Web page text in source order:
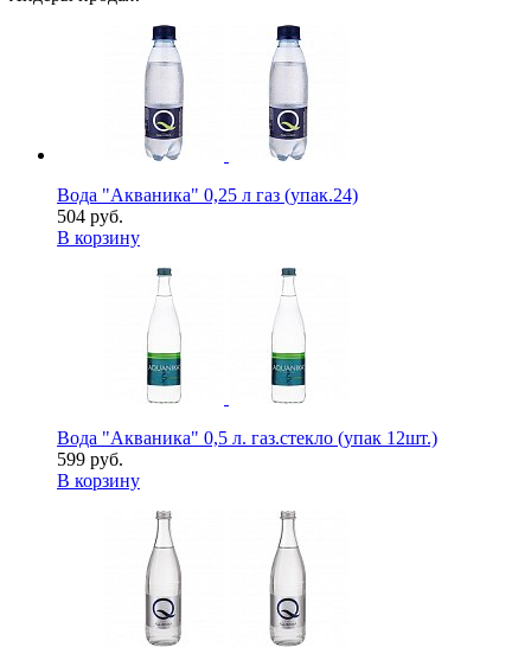
Вода "Акваника" 0,25 л газ (упак.24)
504 руб.
В корзину
Вода "Акваника" 0,5 л. газ.стекло (упак 12шт.)
599 руб.
В корзину